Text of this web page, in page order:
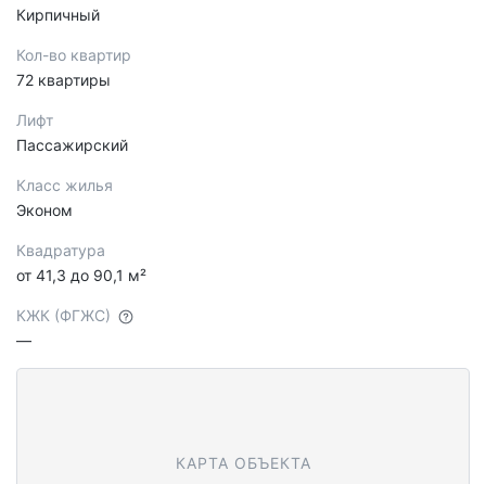
Кирпичный
Кол-во квартир
72 квартиры
Лифт
Пассажирский
Класс жилья
Эконом
Квадратура
от 41,3 до 90,1 м²
КЖК (ФГЖС)
—
КАРТА ОБЪЕКТА